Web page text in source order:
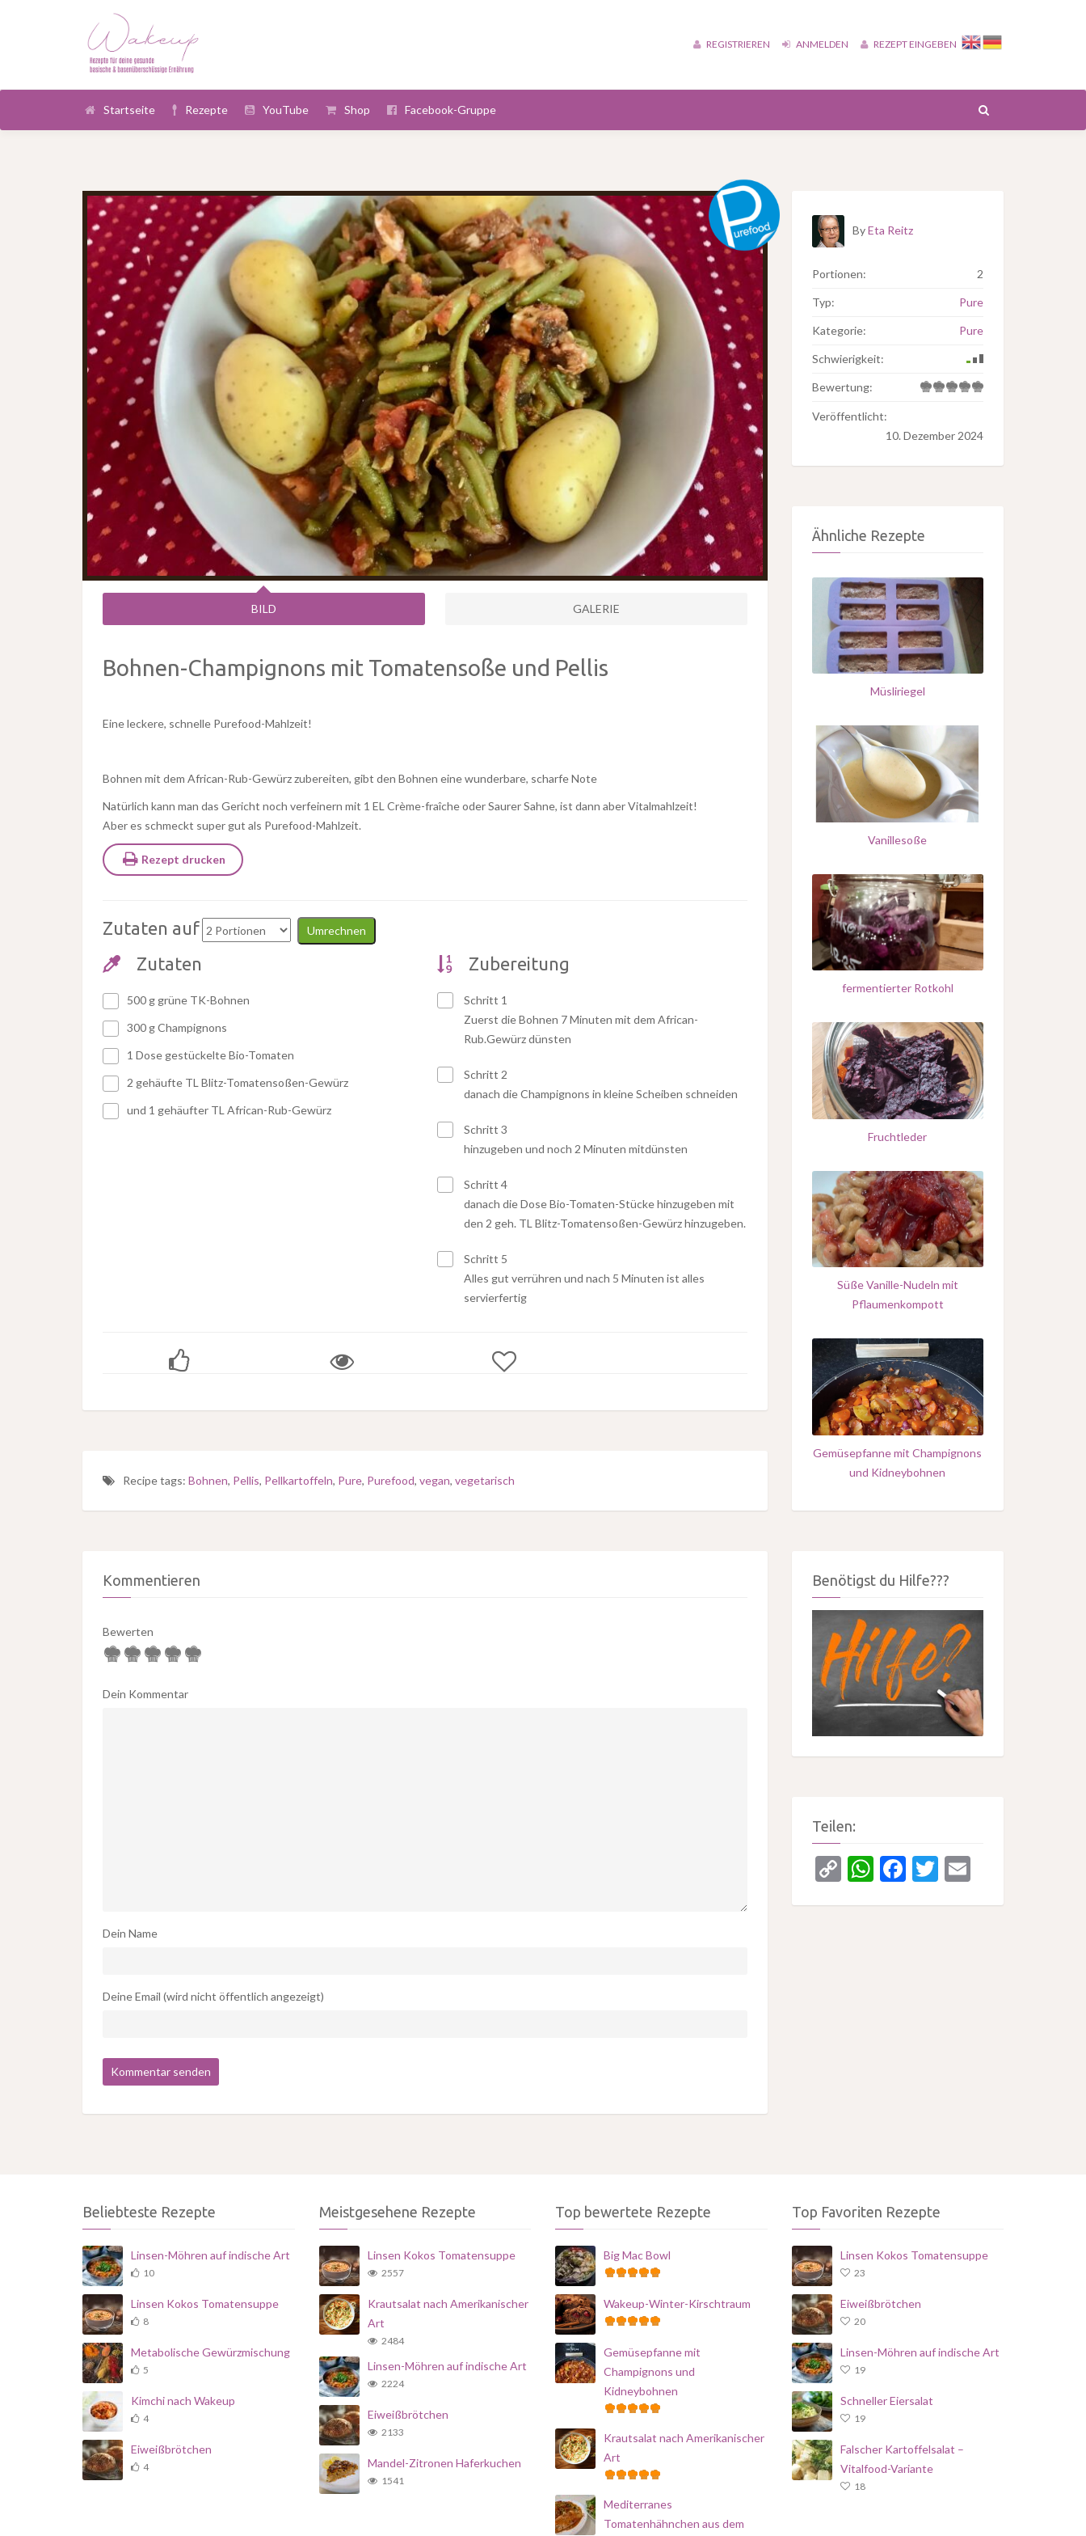
REGISTRIEREN ANMELDEN REZEPT EINGEBEN
Startseite Rezepte YouTube Shop Facebook-Gruppe
BILD GALERIE
Bohnen-Champignons mit Tomatensoße und Pellis
Eine leckere, schnelle Purefood-Mahlzeit!
Bohnen mit dem African-Rub-Gewürz zubereiten, gibt den Bohnen eine wunderbare, scharfe Note
Natürlich kann man das Gericht noch verfeinern mit 1 EL Crème-fraîche oder Saurer Sahne, ist dann aber Vitalmahlzeit!
Aber es schmeckt super gut als Purefood-Mahlzeit.
Rezept drucken
Zutaten auf Umrechnen
Zutaten
500 g grüne TK-Bohnen
300 g Champignons
1 Dose gestückelte Bio-Tomaten
2 gehäufte TL Blitz-Tomatensoßen-Gewürz
und 1 gehäufter TL African-Rub-Gewürz
Zubereitung
Schritt 1
Zuerst die Bohnen 7 Minuten mit dem African-
Rub.Gewürz dünsten
Schritt 2
danach die Champignons in kleine Scheiben schneiden
Schritt 3
hinzugeben und noch 2 Minuten mitdünsten
Schritt 4
danach die Dose Bio-Tomaten-Stücke hinzugeben mit
den 2 geh. TL Blitz-Tomatensoßen-Gewürz hinzugeben.
Schritt 5
Alles gut verrühren und nach 5 Minuten ist alles
servierfertig
Recipe tags: Bohnen, Pellis, Pellkartoffeln, Pure, Purefood, vegan, vegetarisch
Kommentieren
Bewerten
Dein Kommentar
Dein Name
Deine Email (wird nicht öffentlich angezeigt)
ByEta Reitz
Portionen: 2
Typ: Pure
Kategorie: Pure
Schwierigkeit:
Bewertung:
Veröffentlicht:
10. Dezember 2024
Ähnliche Rezepte
Müsliriegel
Vanillesoße
fermentierter Rotkohl
Fruchtleder
Süße Vanille-Nudeln mit
Pflaumenkompott
Gemüsepfanne mit Champignons
und Kidneybohnen
Benötigst du Hilfe???
Teilen:
CopyWhatsApp
Facebook
Twitter
Email
Beliebteste Rezepte
Linsen-Möhren auf indische Art
10
Linsen Kokos Tomatensuppe
8
Metabolische Gewürzmischung
5
Kimchi nach Wakeup
4
Eiweißbrötchen
4
Meistgesehene Rezepte
Linsen Kokos Tomatensuppe
2557
Krautsalat nach Amerikanischer
Art
2484
Linsen-Möhren auf indische Art
2224
Eiweißbrötchen
2133
Mandel-Zitronen Haferkuchen
1541
Top bewertete Rezepte
Big Mac Bowl
Wakeup-Winter-Kirschtraum
Gemüsepfanne mit
Champignons und
Kidneybohnen
Krautsalat nach Amerikanischer
Art
Mediterranes
Tomatenhähnchen aus dem
Top Favoriten Rezepte
Linsen Kokos Tomatensuppe
23
Eiweißbrötchen
20
Linsen-Möhren auf indische Art
19
Schneller Eiersalat
19
Falscher Kartoffelsalat –
Vitalfood-Variante
18